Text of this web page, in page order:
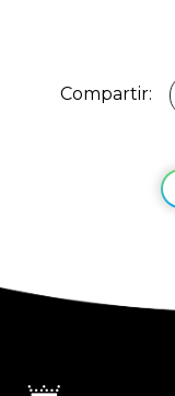
Compartir: